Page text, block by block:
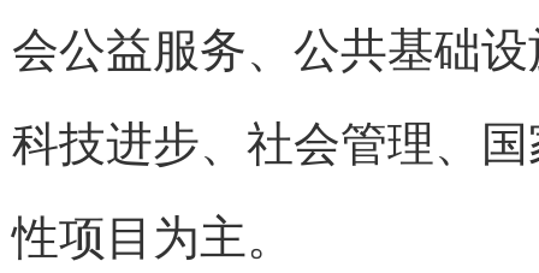
会公益服务、公共基础
科技进步、社会管理、
性项目为主。